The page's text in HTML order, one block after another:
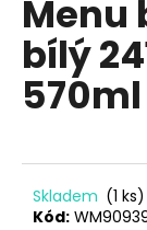
je
0,0
5
hvězdiček.
Menu
bílý
Skladem (1 ks)
Kód:
t
?